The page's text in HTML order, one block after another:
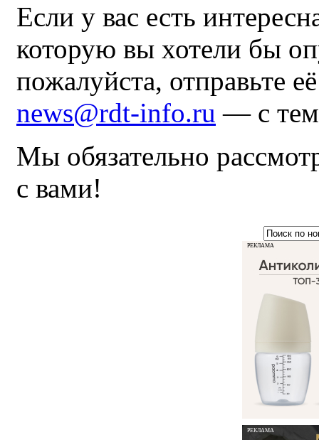
Если у вас есть
которую вы хотели бы
пожалуйста, отправьте
news@rdt-info.ru — с
Мы обязательно
с вами!
РЕКЛАМА
РЕКЛАМА